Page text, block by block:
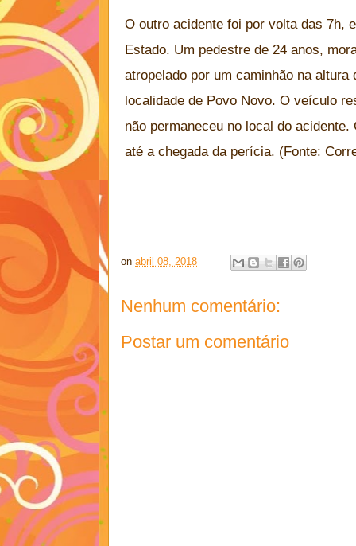
O outro acidente foi por volta das 7h,
Estado. Um pedestre de 24 anos,
atropelado por um caminhão na altura
localidade de Povo Novo. O veículo
não permaneceu no local do
até a chegada da perícia. (Fonte:
on abril 08, 2018
Nenhum comentário:
Postar um comentário